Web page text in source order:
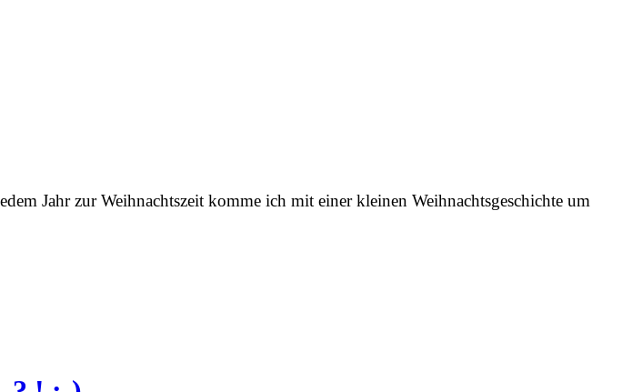
Jahr zur Weihnachtszeit komme ich mit einer kleinen Weihnachtsgeschichte um